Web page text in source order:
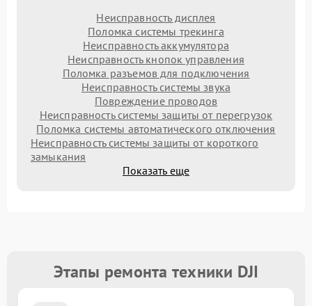
Неисправность дисплея
Поломка системы трекинга
Неисправность аккумулятора
Неисправность кнопок управления
Поломка разъемов для подключения
Неисправность системы звука
Повреждение проводов
Неисправность системы защиты от перегрузок
Поломка системы автоматического отключения
Неисправность системы защиты от короткого
замыкания
Показать еще
Этапы ремонта техники DJI